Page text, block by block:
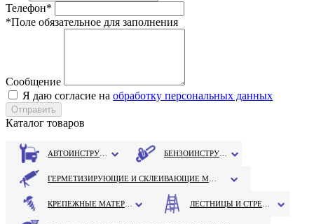
Телефон*
*Поле обязательное для заполнения
Сообщение
Я даю согласие на обработку персональных данных
Каталог товаров